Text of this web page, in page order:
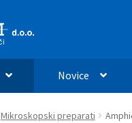
Novice
Mikroskopski preparati